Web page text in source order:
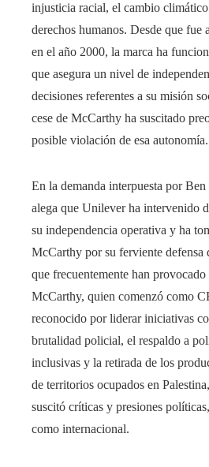
injusticia racial, el cambio
derechos humanos. Desde que
en el año 2000, la marca ha
que asegura un nivel de
decisiones referentes a su misión
cese de McCarthy ha suscitado
posible violación de esa autonomía.
En la demanda interpuesta por Ben
alega que Unilever ha intervenido
su independencia operativa y ha
McCarthy por su ferviente defensa
que frecuentemente han
McCarthy, quien comenzó como
reconocido por liderar iniciativas
brutalidad policial, el respaldo a
inclusivas y la retirada de los
de territorios ocupados en
suscitó críticas y presiones
como internacional.